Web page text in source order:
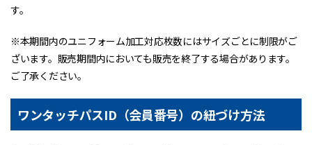
す。
※本期間内のユニフォーム加工対応枚数にはサイズごとに制限がご
ざいます。販売期間内においても販売を終了する場合があります。
ご了承ください。
ワンタッチパスID（会員番号）の紐づけ方法